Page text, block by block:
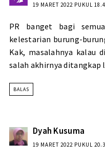
19 MARET 2022 PUKUL
PR banget bagi
kelestarian burung-
Kak, masalahnya kalau
salah akhirnya ditangkap
BALAS
Dyah Kusuma
19 MARET 2022 PUKUL